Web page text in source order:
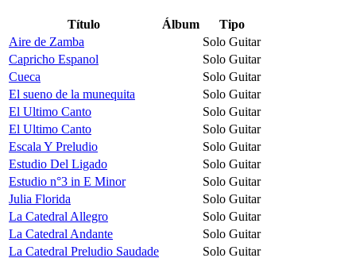
Título Álbum
Tipo
Aire de Zamba
Solo Guitar
Capricho Espanol
Solo Guitar
Cueca
Solo Guitar
El sueno de la munequita
Solo Guitar
El Ultimo Canto
Solo Guitar
El Ultimo Canto
Solo Guitar
Escala Y Preludio
Solo Guitar
Estudio Del Ligado
Solo Guitar
Estudio n°3 in E Minor
Solo Guitar
Julia Florida
Solo Guitar
La Catedral Allegro
Solo Guitar
La Catedral Andante
Solo Guitar
La Catedral Preludio Saudade
Solo Guitar